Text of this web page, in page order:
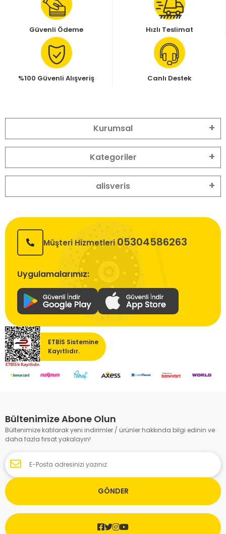
Güvenli Ödeme Hızlı Teslimat
%100 Güvenli Alışveriş Canlı Destek
Kurumsal
Kategoriler
alisveris
Müşteri Hizmetleri 05304586263
Uygulamalarımız:
ETBİS Sistemine
Kayıtlıdır.
Bültenimize Abone Olun
Bültenimize katılarak yeni indirimler / ürünler hakkında bilgi edinin ve
daha fazla fırsat yakalayın!
GÖNDER